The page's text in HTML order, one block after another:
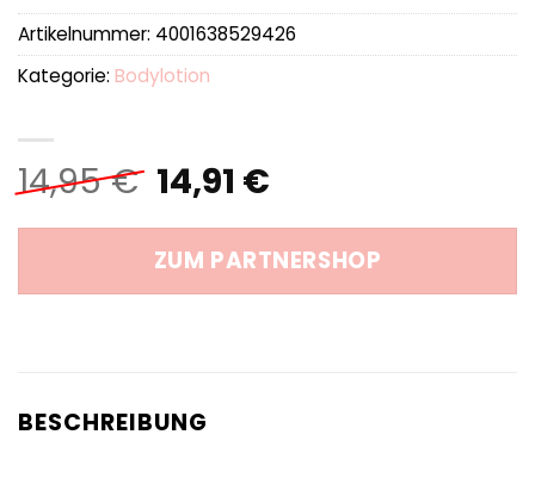
14,95€ Ursprünglicher
Preis
war:
14,95 €
14,91 €Aktueller
ist:
14,91 €.
ZUM PARTNERSHOP
Artikelnummer: 4001638529426
Kategorie: Bodylotion
BESCHREIBUNG